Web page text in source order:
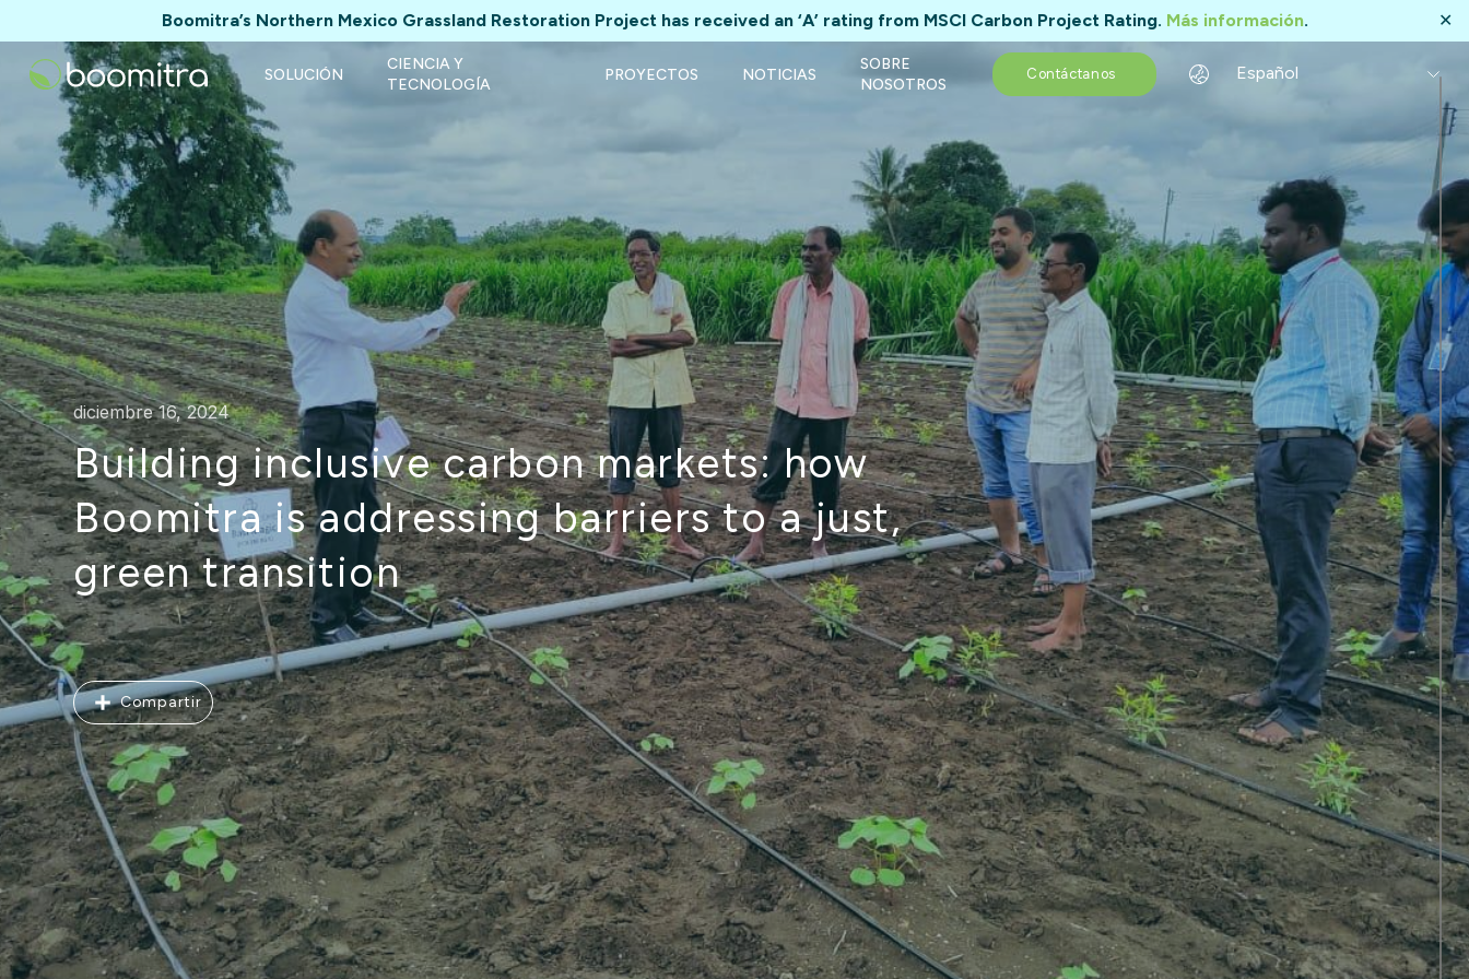
Boomitra’s Northern Mexico Grassland Restoration Project has received an ‘A’ rating from MSCI Carbon Project Rating. Más información. ✕
SOLUCIÓN
CIENCIA Y
TECNOLOGÍA
PROYECTOS NOTICIAS
SOBRE
NOSOTROS
Contáctanos Español
diciembre 16, 2024
Building inclusive carbon markets: how
Boomitra is addressing barriers to a just,
green transition
Compartir
Compartir